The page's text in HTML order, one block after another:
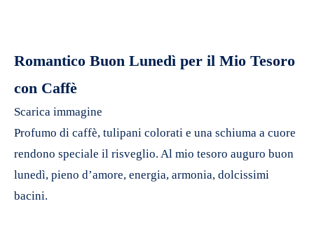
Romantico Buon Lunedì per il Mio Tesoro
con Caffè
Scarica immagine
Profumo di caffè, tulipani colorati e una schiuma a cuore
rendono speciale il risveglio. Al mio tesoro auguro buon
lunedì, pieno d’amore, energia, armonia, dolcissimi
bacini.